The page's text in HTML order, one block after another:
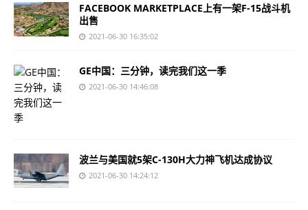
FACEBOOK MARKETPLACE上有一架F-15战斗机
出售
2021-06-30 16:35:02
GE中国：三分钟，读完我们这一季
2021-06-30 14:46:08
波兰与美国就5架C-130H大力神飞机达成协议
2021-06-30 14:24:12